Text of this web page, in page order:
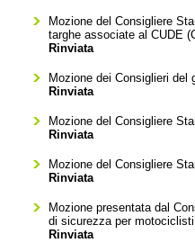
Mozione del Consigliere
targhe associate al CUDE
Rinviata
Mozione dei Consiglieri
Rinviata
Mozione del Consigliere
Rinviata
Mozione del Consigliere
Rinviata
Mozione presentata dal
di sicurezza per
Rinviata